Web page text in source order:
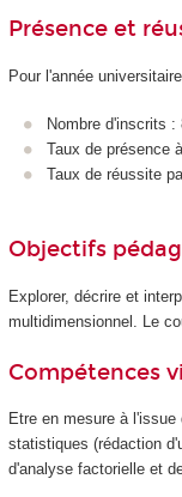
Présence et
Pour l'année
Nombre d'inscrits :
Taux de présence
Taux de réussite
Objectifs
Explorer, décrire et
multidimensionnel. Le
Compétences
Etre en mesure à
statistiques (rédaction
d'analyse factorielle et